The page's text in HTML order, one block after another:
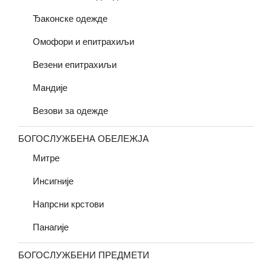
Ђаконске одежде
Омофори и епитрахиљи
Везени епитрахиљи
Мандије
Везови за одежде
БОГОСЛУЖБЕНА ОБЕЛЕЖЈА
Митре
Инсигније
Напрсни крстови
Панагије
БОГОСЛУЖБЕНИ ПРЕДМЕТИ